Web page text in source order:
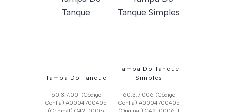
Tampa Do Tanque
60.3.7.001 (Código
Confia) A0004700405
Tampa Do Tanque
Simples
60.3.7.006 (Código
Confia) A0004700405